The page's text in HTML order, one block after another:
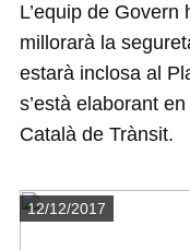
L’equip de
millorarà la
estarà inclosa al
s’està elaborant
Català de Trànsit.
Detalls
12/12/2017